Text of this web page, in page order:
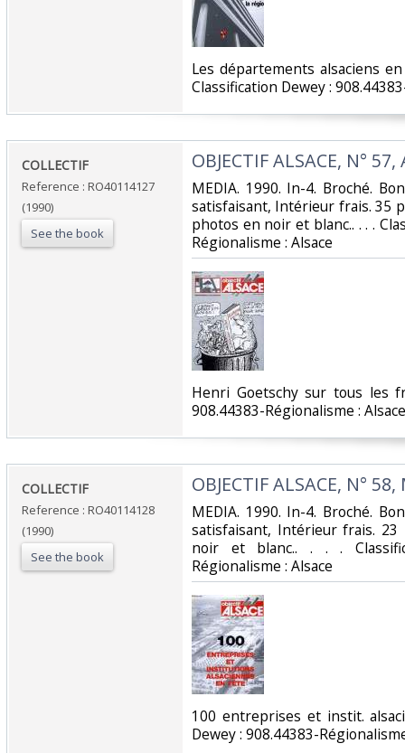
‎Les départements alsaciens
Classification Dewey :
‎COLLECTIF‎
Reference : RO40114127
(1990)
See the book
‎OBJECTIF ALSACE, N°
‎MEDIA. 1990. In-4. Broché.
satisfaisant, Intérieur frais. 35
photos en noir et blanc.. . . .
Régionalisme : Alsace‎
‎Henri Goetschy sur tous les
908.44383-Régionalisme : Alsace‎
‎COLLECTIF‎
Reference : RO40114128
(1990)
See the book
‎OBJECTIF ALSACE, N°
‎MEDIA. 1990. In-4. Broché.
satisfaisant, Intérieur frais.
noir et blanc.. . . .
Régionalisme : Alsace‎
‎100 entreprises et instit.
Dewey : 908.44383-